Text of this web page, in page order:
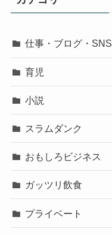
仕事・ブログ・SNS
育児
小説
スラムダンク
おもしろビジネス
ガッツリ飲食
プライベート